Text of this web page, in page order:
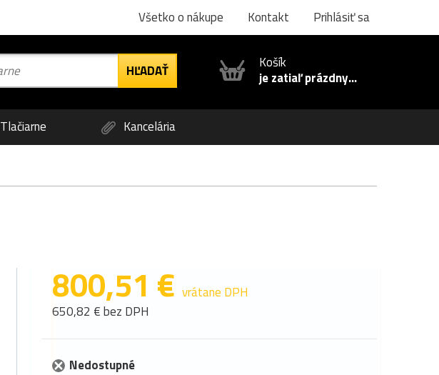
Všetko o nákupe Kontakt Prihlásiť sa
Košík
je zatiaľ prázdny...
Tlačiarne Kancelária
800,51 € vrátane DPH
650,82 € bez DPH
Nedostupné